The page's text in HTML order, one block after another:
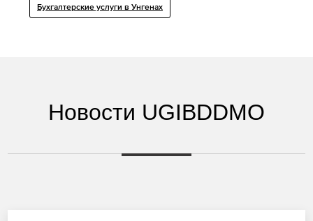
Бухгалтерские услуги в Унгенах
Новости UGIBDDMO